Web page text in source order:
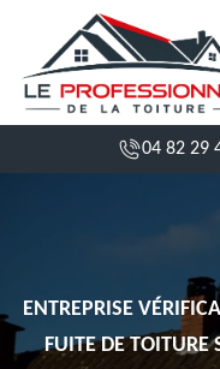
04 82 29
ENTREPRISE
FUITE DE